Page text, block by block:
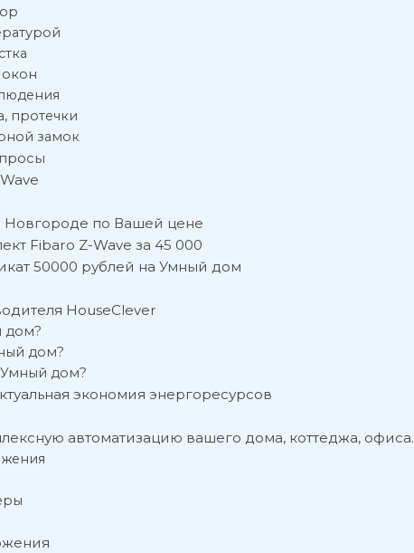
окон
протечки
замок
по Вашей цене
Fibaro Z-Wave за 45 000
50000 рублей на Умный дом
HouseClever
дом?
дом?
дом?
экономия энергоресурсов
автоматизацию вашего дома, коттеджа, офиса.